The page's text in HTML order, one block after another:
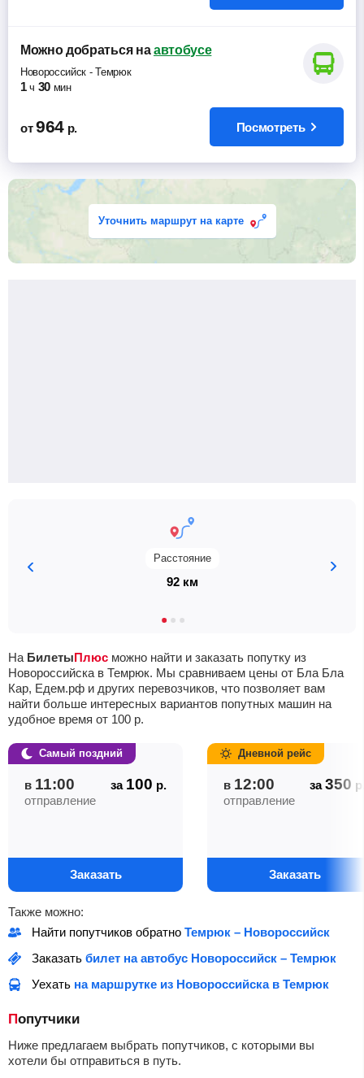
Можно добратьсяна автобусе
Новороссийск -Темрюк
1 ч 30 мин
от 964 р. Посмотреть
Уточнить маршрут на карте
Расстояние
92 км
На БилетыПлюс можно найти и заказать попутку из
Новороссийска в Темрюк. Мы сравниваем цены от Бла Бла
Кар, Едем.рф и других перевозчиков, что позволяет вам
найти больше интересных вариантов попутных машин на
удобное время от 100 р.
в 11:00 за 100 р.
отправление
Заказать
Самый поздний
в 12:00 за350
отправление
Заказать
Дневной рейс
Также можно:
Найти попутчиков обратно Темрюк – Новороссийск
Заказать билет на автобус Новороссийск – Темрюк
Уехать на маршрутке из Новороссийска в Темрюк
Попутчики
Ниже предлагаем выбрать попутчиков, с которыми вы
хотели бы отправиться в путь.